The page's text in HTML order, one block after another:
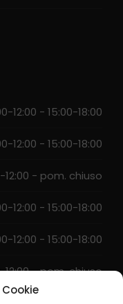
12:00 - 15:00-18:00
12:00 - 15:00-18:00
12:00 - pom. chiuso
12:00 - 15:00-18:00
12:00 - 15:00-18:00
12:00 - pom. chiuso